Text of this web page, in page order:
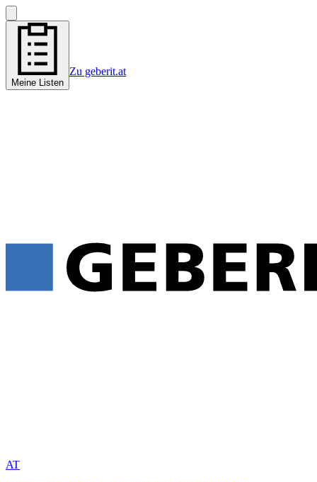
Meine Listen
Zu geberit.at
AT